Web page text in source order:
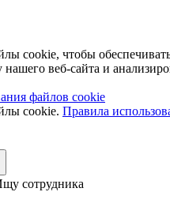
cookie, чтобы
веб-сайта и
файлов cookie
cookie. Правила
сотрудника